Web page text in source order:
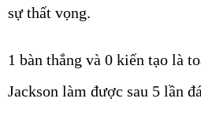
sự thất vọng.
1 bàn thắng và 0 kiến tạo là
Jackson làm được sau 5 lần